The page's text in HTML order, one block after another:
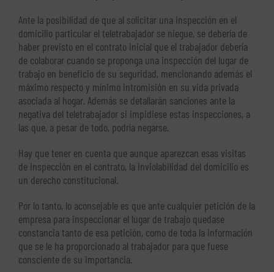
Ante la posibilidad de que al solicitar una inspección en el
domicilio particular el teletrabajador se niegue, se debería de
haber previsto en el contrato inicial que el trabajador debería
de colaborar cuando se proponga una inspección del lugar de
trabajo en beneficio de su seguridad, mencionando además el
máximo respecto y mínimo intromisión en su vida privada
asociada al hogar. Además se detallarán sanciones ante la
negativa del teletrabajador si impidiese estas inspecciones, a
las que, a pesar de todo, podría negarse.
Hay que tener en cuenta que aunque aparezcan esas visitas
de inspección en el contrato, la inviolabilidad del domicilio es
un derecho constitucional.
Por lo tanto, lo aconsejable es que ante cualquier petición de la
empresa para inspeccionar el lugar de trabajo quedase
constancia tanto de esa petición, como de toda la información
que se le ha proporcionado al trabajador para que fuese
consciente de su importancia.